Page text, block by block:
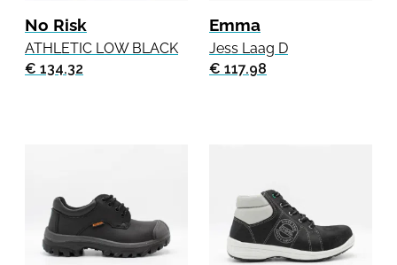
No Risk
ATHLETIC LOW BLACK
€ 134.32
Emma
Jess Laag D
€ 117.98